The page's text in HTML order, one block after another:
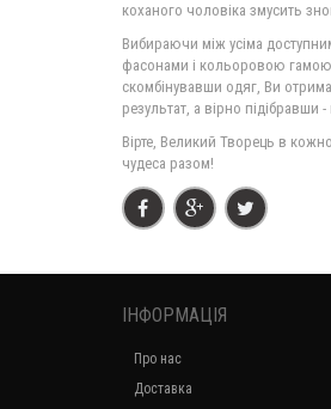
коханого чоловіка змусить
Вибираючи між усіма
фасонами і кольоровою
скомбінувавши одяг, Ви
результат, а вірно підібравши -
Вірте, Великий Творець в
чудеса разом!
ІНФОРМАЦІЯ
Про нас
Доставка